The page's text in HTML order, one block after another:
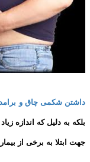
داشتن شکمی چاق و
بلکه به دلیل که اندازه
جهت ابتلا به برخی از